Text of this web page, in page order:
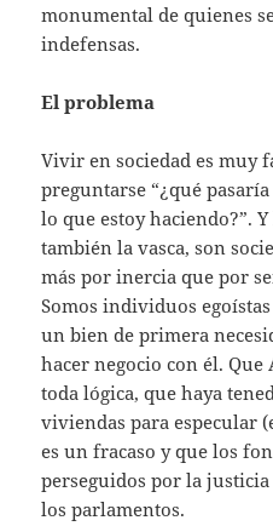
monumental de quienes
indefensas.
El problema
Vivir en sociedad es muy
preguntarse “¿qué
lo que estoy haciendo?”.
también la vasca, son
más por inercia que por
Somos individuos
un bien de primera
hacer negocio con él. Que
toda lógica, que haya
viviendas para especular
es un fracaso y que los
perseguidos por la
los parlamentos.